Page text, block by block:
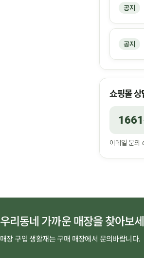
공지
공지
쇼핑몰 상
이메일 문의
우리동네 가까운 매장을 찾아보
매장 구입 생활재는 구매 매장에서 문의바랍니다.